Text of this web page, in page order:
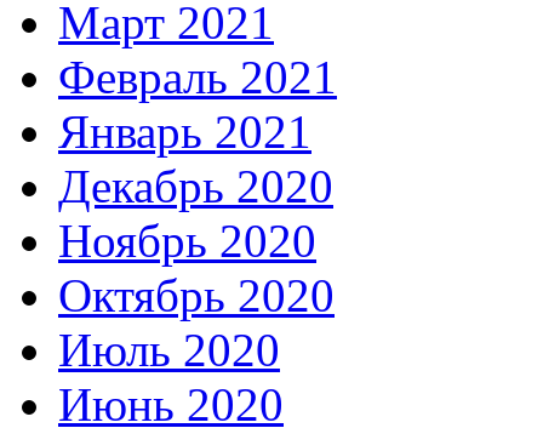
Март 2021
Февраль 2021
Январь 2021
Декабрь 2020
Ноябрь 2020
Октябрь 2020
Июль 2020
Июнь 2020